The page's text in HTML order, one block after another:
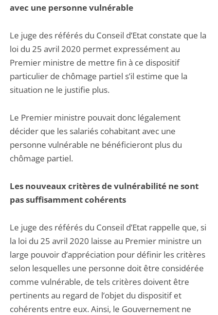
avec une personne vulnérable
Le juge des référés du Conseil d’Etat constate que la
loi du 25 avril 2020 permet expressément au
Premier ministre de mettre fin à ce dispositif
particulier de chômage partiel s’il estime que la
situation ne le justifie plus.
Le Premier ministre pouvait donc légalement
décider que les salariés cohabitant avec une
personne vulnérable ne bénéficieront plus du
chômage partiel.
Les nouveaux critères de vulnérabilité ne sont
pas suffisamment cohérents
Le juge des référés du Conseil d’Etat rappelle que, si
la loi du 25 avril 2020 laisse au Premier ministre un
large pouvoir d’appréciation pour définir les critères
selon lesquelles une personne doit être considérée
comme vulnérable, de tels critères doivent être
pertinents au regard de l’objet du dispositif et
cohérents entre eux. Ainsi, le Gouvernement ne